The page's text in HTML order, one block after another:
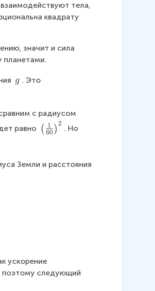
6
0
тела,
квадрату
значит и сила
планетами.
\
g . Это
с радиусом
равно \
1
}
( 60
1 )2
. Но
Земли и расстояния
ускорение
поэтому следующий